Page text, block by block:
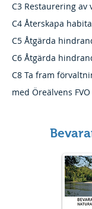
C3 Restaurering av
C4 Återskapa
C5 ​Åtgärda
C6 Åtgärda
C8 Ta fram
med Öreälvens FVO